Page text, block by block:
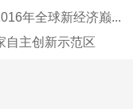
年全球新经济巅...
自主创新示范区